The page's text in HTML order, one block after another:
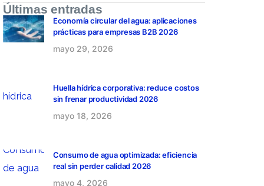
Últimas entradas
Economía circular del agua: aplicaciones
prácticas para empresas B2B 2026
mayo 29, 2026
Huella hídrica corporativa: reduce costos
sin frenar productividad 2026
mayo 18, 2026
Consumo de agua optimizada: eficiencia
real sin perder calidad 2026
mayo 4, 2026